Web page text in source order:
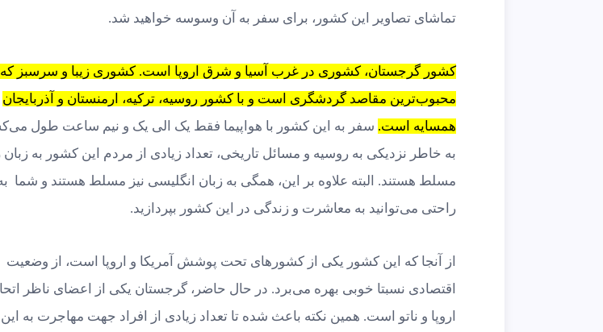
تماشای تصاویر این کشور، برای سفر به آن وسوسه خواهید شد.
کشور گرجستان، کشوری در غرب آسیا و شرق اروپا است. کشوری زیبا و سرسبز که
محبوب‌ترین مقاصد گردشگری است و با کشور روسیه، ترکیه، ارمنستان و آذربایجان
همسایه است. سفر به این کشور با هواپیما فقط یک الی یک و نیم ساعت طول
به خاطر نزدیکی به روسیه و مسائل تاریخی، تعداد زیادی از مردم این کشور به
مسلط هستند. البته علاوه بر این، همگی به زبان انگلیسی نیز مسلط هستند و شما
راحتی می‌توانید به معاشرت و زندگی در این کشور بپردازید.
از آنجا که این کشور یکی از کشورهای تحت پوشش آمریکا و اروپا است، از وضعیت
اقتصادی نسبتا خوبی بهره می‌برد. در حال حاضر، گرجستان یکی از اعضای ناظر
اروپا و ناتو است. همین نکته باعث شده تا تعداد زیادی از افراد جهت مهاجرت به